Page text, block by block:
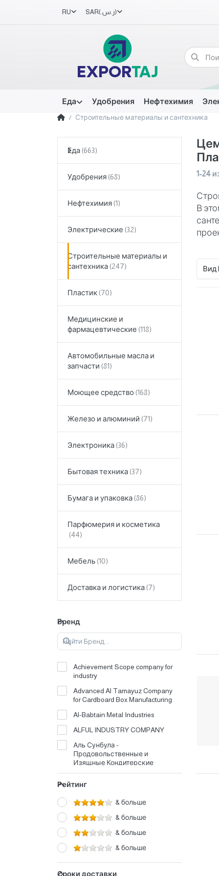
RU SAR (ر.س.‏)
Еда Удобрения Нефтехимия
Строительные материалы и сантехника
Еда
Удобрения
Нефтехимия
Электрические
Строительные материалы и
сантехника
Пластик
Медицинские и
фармацевтические
Автомобильные масла и
запчасти
Моющее средство
Железо и алюминий
Электроника
Бытовая техника
Бумага и упаковка
Парфюмерия и косметика
Мебель
Доставка и логистика
Бренд
Achievement Scope company for
industry
Advanced Al Tamayuz Company
for Cardboard Box Manufacturing
Al-Babtain Metal Industries
ALFUL INDUSTRY COMPANY
Аль Сунбула -
Продовольственные и
Изящные Кондитерские
Продукты
ЗАВОД ШЛАНГОВ АЛАЙЕД
Компания Al Bawasiq Пищевая
продуктов Alshifa
Компания «Al-Jawdah» по
Рейтинг
& больше
& больше
& больше
& больше
Сроки доставки
1-24
В
Вид